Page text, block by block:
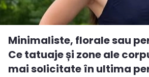
Minimaliste, florale sau
Ce tatuaje și zone ale
mai solicitate în ultima